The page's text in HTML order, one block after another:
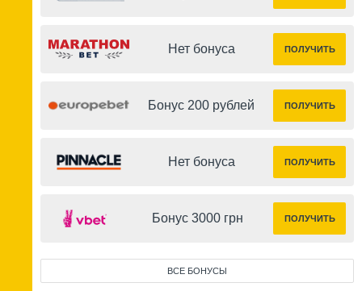
Нет бонуса ПОЛУЧИТЬ
Бонус 200 рублей ПОЛУЧИТЬ
Нет бонуса ПОЛУЧИТЬ
Бонус 3000 грн ПОЛУЧИТЬ
ВСЕ БОНУСЫ